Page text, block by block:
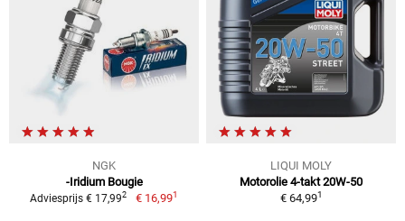
NGK
-Iridium Bougie
Adviesprijs € 17,992 € 16,991
LIQUI MOLY
Motorolie 4-takt 20W-50
€ 64,991